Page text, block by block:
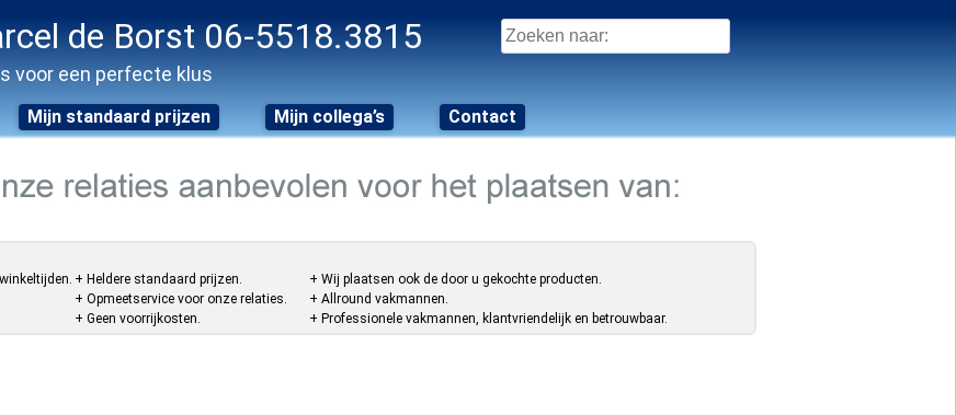
de Borst 06-5518.3815
voor een perfecte klus
Zoeken
naar:
Mijn standaard prijzen Mijn collega’s Contact
+ Heldere standaard prijzen.
+ Opmeetservice voor onze relaties.
+ Geen voorrijkosten.
+ Wij plaatsen ook de door u gekochte producten.
+ Allround vakmannen.
+ Professionele vakmannen, klantvriendelijk en betrouwbaar.